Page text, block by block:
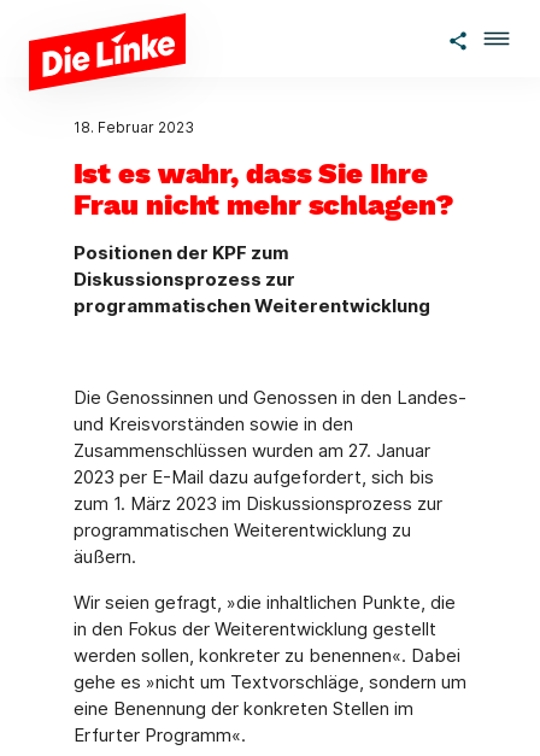
Zum Hauptinhalt springen
18. Februar 2023
Ist es wahr, dass Sie Ihre
Frau nicht mehr schlagen?
Positionen der KPF zum
Diskussionsprozess zur
programmatischen Weiterentwicklung
Die Genossinnen und Genossen in den Landes-
und Kreisvorständen sowie in den
Zusammenschlüssen wurden am 27. Januar
2023 per E-Mail dazu aufgefordert, sich bis
zum 1. März 2023 im Diskussionsprozess zur
programmatischen Weiterentwicklung zu
äußern.
Wir seien gefragt, »die inhaltlichen Punkte, die
in den Fokus der Weiterentwicklung gestellt
werden sollen, konkreter zu benennen«. Dabei
gehe es »nicht um Textvorschläge, sondern um
eine Benennung der konkreten Stellen im
Erfurter Programm«.